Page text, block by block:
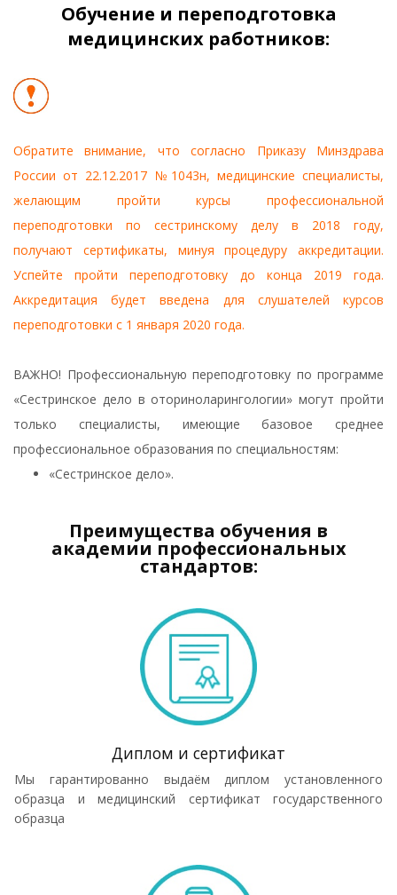
Обучение и переподготовка
медицинских работников:
Обратите внимание, что согласно Приказу Минздрава
России от 22.12.2017 №1043н, медицинские специалисты,
желающим пройти курсы профессиональной
переподготовки по сестринскому делу в 2018 году,
получают сертификаты, минуя процедуру аккредитации.
Успейте пройти переподготовку до конца 2019 года.
Аккредитация будет введена для слушателей курсов
переподготовки с 1 января 2020 года.
ВАЖНО! Профессиональную переподготовку по программе
«Сестринское дело в оториноларингологии» могут пройти
только специалисты, имеющие базовое среднее
профессиональное образования по специальностям:
«Сестринское дело».
Преимущества обучения в
академии профессиональных
стандартов:
Диплом и сертификат
Мы гарантированно выдаём диплом установленного
образца и медицинский сертификат государственного
образца